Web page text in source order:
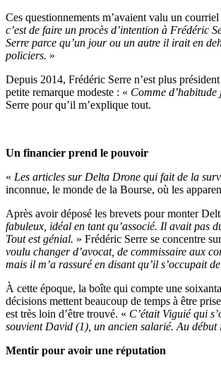
Ces questionnements m’avaient valu un
c’est de faire un procès d’intention à Frédéric
Serre parce qu’un jour ou un autre il irait en
policiers. »
Depuis 2014, Frédéric Serre n’est plus
petite remarque modeste : « Comme d’habitude
Serre pour qu’il m’explique tout.
Un financier prend le pouvoir
« Les articles sur Delta Drone qui fait de la
inconnue, le monde de la Bourse, où les
Après avoir déposé les brevets pour monter
fabuleux, idéal en tant qu’associé. Il avait pas
Tout est génial. » Frédéric Serre se concentre
voulu changer d’avocat, de commissaire aux
mais il m’a rassuré en disant qu’il s’occupait
À cette époque, la boîte qui compte une
décisions mettent beaucoup de temps à être
est très loin d’être trouvé. « C’était Viguié qui
souvient David (1), un ancien salarié. Au début
Mentir pour avoir une réputation